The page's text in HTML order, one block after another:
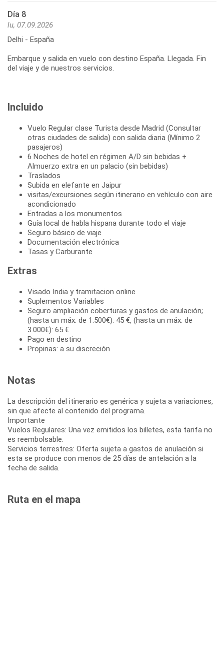
Día 8
lu, 07.09.2026
Delhi - España
Embarque y salida en vuelo con destino España. Llegada. Fin
del viaje y de nuestros servicios.
Incluido
Vuelo Regular clase Turista desde Madrid (Consultar
otras ciudades de salida) con salida diaria (Mínimo 2
pasajeros)
6 Noches de hotel en régimen A/D sin bebidas +
Almuerzo extra en un palacio (sin bebidas)
Traslados
Subida en elefante en Jaipur
visitas/excursiones según itinerario en vehículo con aire
acondicionado
Entradas a los monumentos
Guía local de habla hispana durante todo el viaje
Seguro básico de viaje
Documentación electrónica
Tasas y Carburante
Extras
Visado India y tramitacion online
Suplementos Variables
Seguro ampliación coberturas y gastos de anulación;
(hasta un máx. de 1.500€): 45 €, (hasta un máx. de
3.000€): 65 €
Pago en destino
Propinas: a su discreción
Notas
La descripción del itinerario es genérica y sujeta a variaciones,
sin que afecte al contenido del programa.
Importante
Vuelos Regulares: Una vez emitidos los billetes, esta tarifa no
es reembolsable.
Servicios terrestres: Oferta sujeta a gastos de anulación si
esta se produce con menos de 25 días de antelación a la
fecha de salida.
Ruta en el mapa